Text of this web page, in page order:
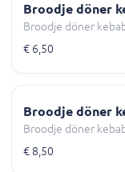
Broodje döner
Broodje döner
€ 6,50
Broodje döner
Broodje döner
€ 8,50